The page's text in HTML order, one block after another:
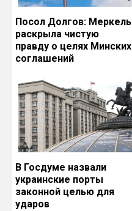
Посол Долгов: Меркель
раскрыла чистую
правду о целях Минских
соглашений
В Госдуме назвали
украинские порты
законной целью для
ударов